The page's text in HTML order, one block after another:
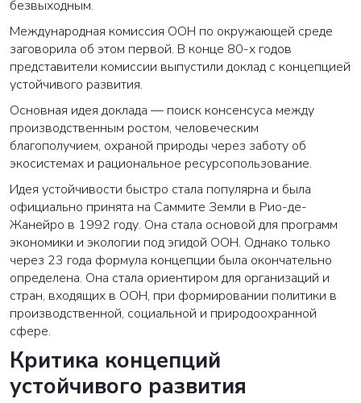
безвыходным.
Международная комиссия ООН по окружающей среде
заговорила об этом первой. В конце 80-х годов
представители комиссии выпустили доклад с концепцией
устойчивого развития.
Основная идея доклада — поиск консенсуса между
производственным ростом, человеческим
благополучием, охраной природы через заботу об
экосистемах и рациональное ресурсопользование.
Идея устойчивости быстро стала популярна и была
официально принята на Саммите Земли в Рио-де-
Жанейро в 1992 году. Она стала основой для программ
экономики и экологии под эгидой ООН. Однако только
через 23 года формула концепции была окончательно
определена. Она стала ориентиром для организаций и
стран, входящих в ООН, при формировании политики в
производственной, социальной и природоохранной
сфере.
Критика концепций
устойчивого развития